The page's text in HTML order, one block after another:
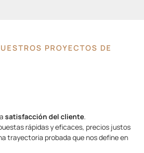
PROYECTOS DE
satisfacción del cliente.
rápidas y eficaces, precios justos
trayectoria probada que nos define en